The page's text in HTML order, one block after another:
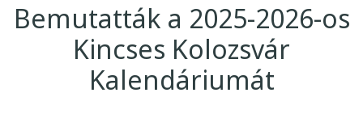
Bemutatták a 2025-2026-os
Kincses Kolozsvár
Kalendáriumát